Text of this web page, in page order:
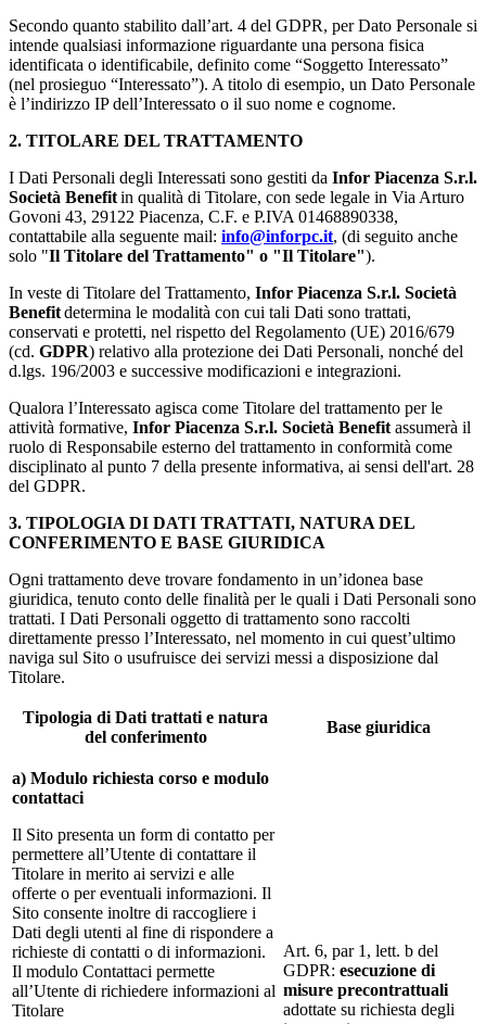
Secondo quanto stabilito dall’art. 4 del GDPR, per Dato Personale si
intende qualsiasi informazione riguardante una persona fisica
identificata o identificabile, definito come “Soggetto Interessato”
(nel prosieguo “Interessato”). A titolo di esempio, un Dato Personale
è l’indirizzo IP dell’Interessato o il suo nome e cognome.
2. TITOLARE DEL TRATTAMENTO
I Dati Personali degli Interessati sono gestiti da Infor Piacenza S.r.l.
Società Benefitin qualità di Titolare, con sede legale in Via Arturo
Govoni 43, 29122 Piacenza, C.F. e P.IVA 01468890338,
contattabile alla seguente mail: info@inforpc.it, (di seguito anche
solo "Il Titolare del Trattamento" o "Il Titolare").
In veste di Titolare del Trattamento, Infor Piacenza S.r.l. Società
Benefitdetermina le modalità con cui tali Dati sono trattati,
conservati e protetti, nel rispetto del Regolamento (UE) 2016/679
(cd. GDPR) relativo alla protezione dei Dati Personali, nonché del
d.lgs. 196/2003 e successive modificazioni e integrazioni.
Qualora l’Interessato agisca come Titolare del trattamento per le
attività formative, Infor Piacenza S.r.l. Società Benefit assumerà il
ruolo di Responsabile esterno del trattamento in conformità come
disciplinato al punto 7 della presente informativa, ai sensi dell'art. 28
del GDPR.
3. TIPOLOGIA DI DATI TRATTATI, NATURA DEL
CONFERIMENTO E BASE GIURIDICA
Ogni trattamento deve trovare fondamento in un’idonea base
giuridica, tenuto conto delle finalità per le quali i Dati Personali sono
trattati. I Dati Personali oggetto di trattamento sono raccolti
direttamente presso l’Interessato, nel momento in cui quest’ultimo
naviga sul Sito o usufruisce dei servizi messi a disposizione dal
Titolare.
Tipologia di Dati trattati e natura
del conferimento
Base giuridica
a) Modulo richiesta corso e modulo
contattaci
Il Sito presenta un form di contatto per
permettere all’Utente di contattare il
Titolare in merito ai servizi e alle
offerte o per eventuali informazioni. Il
Sito consente inoltre di raccogliere i
Dati degli utenti al fine di rispondere a
richieste di contatti o di informazioni.
Il modulo Contattaci permette
all’Utente di richiedere informazioni al
Titolare
Art. 6, par 1, lett. b del
GDPR: esecuzione di
misure precontrattuali
adottate su richiesta degli